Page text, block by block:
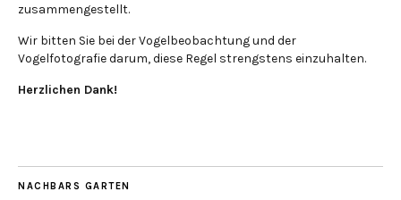
zusammengestellt.
Wir bitten Sie bei der Vogelbeobachtung und der
Vogelfotografie darum, diese Regel strengstens einzuhalten.
Herzlichen Dank!
NACHBARS GARTEN